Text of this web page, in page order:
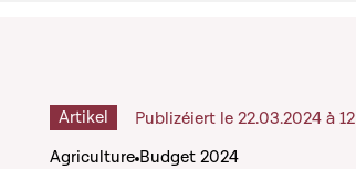
Agriculture Budget 2024
Artikel Publizéiert le 22.03.2024 à